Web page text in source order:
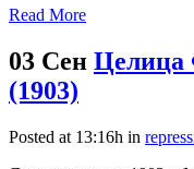
Read More
03 Сен Целица
(1903)
Posted at 13:16h in